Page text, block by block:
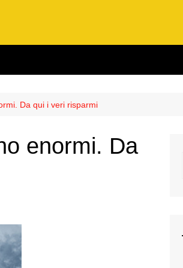
Da qui i veri risparmi
enormi. Da